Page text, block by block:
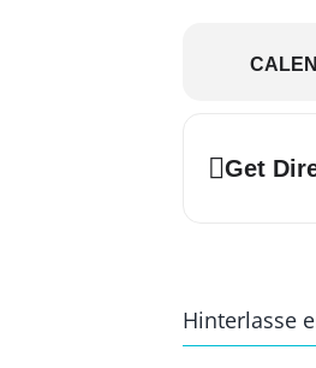
https://
Get
Hinterlasse